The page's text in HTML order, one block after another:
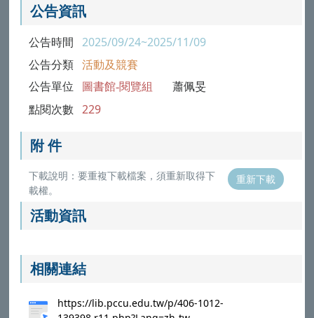
公告資訊
公告時間 2025/09/24~2025/11/09
公告分類 活動及競賽
公告單位 圖書館-閱覽組 蕭佩旻
點閱次數 229
附 件
下載說明：要重複下載檔案，須重新取得下
載權。
重新下載
活動資訊
相關連結
https://lib.pccu.edu.tw/p/406-1012-